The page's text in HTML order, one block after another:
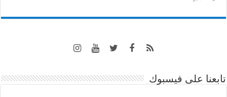
تابعنا على فيسبوك